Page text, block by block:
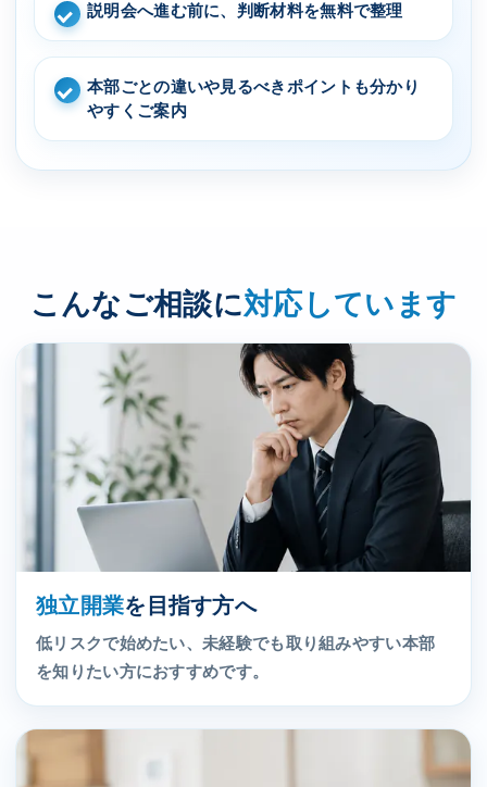
説明会へ進む前に、判断材料を無料で整理
本部ごとの違いや見るべきポイントも分かり
やすくご案内
こんなご相談に対応しています
独立開業を目指す方へ
低リスクで始めたい、未経験でも取り組みやすい本部
を知りたい方におすすめです。